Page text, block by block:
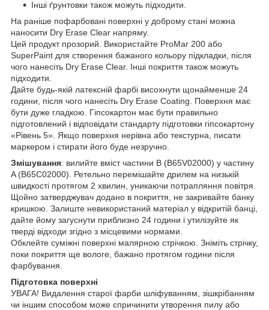
Інші ґрунтовки також можуть підходити.
На раніше пофарбовані поверхні у доброму стані можна
наносити Dry Erase Clear напряму.
Цей продукт прозорий. Використайте ProMar 200 або
SuperPaint для створення бажаного кольору підкладки, після
чого нанесіть Dry Erase Clear. Інші покриття також можуть
підходити.
Дайте будь-якій латексній фарбі висохнути щонайменше 24
години, після чого нанесіть Dry Erase Coating. Поверхня має
бути дуже гладкою. Гіпсокартон має бути правильно
підготовлений і відповідати стандарту підготовки гіпсокартону
«Рівень 5». Якщо поверхня нерівна або текстурна, писати
маркером і стирати його буде незручно.
Змішування: вилийте вміст частини B (B65V02000) у частину
A (B65C02000). Ретельно перемішайте дрилем на низькій
швидкості протягом 2 хвилин, уникаючи потрапляння повітря.
Щойно затверджувач додано в покриття, не закривайте банку
кришкою. Залиште невикористаний матеріал у відкритій банці,
дайте йому загуснути приблизно 24 години і утилізуйте як
тверді відходи згідно з місцевими нормами.
Обклейте суміжні поверхні малярною стрічкою. Зніміть стрічку,
поки покриття ще вологе, бажано протягом години після
фарбування.
Підготовка поверхні
УВАГА! Видалення старої фарби шліфуванням, зішкрібанням
чи іншим способом може спричинити утворення пилу або